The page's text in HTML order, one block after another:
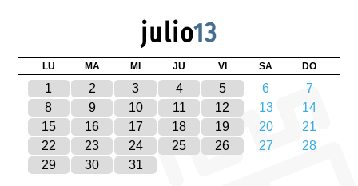
julio13
LU MA MI JU VI SA DO
1 2 3 4 5 6
7
8
9 10 11 12 13
14
15
16 17 18 19 20
21
22
23 24 25 26 27
28
29
30 31